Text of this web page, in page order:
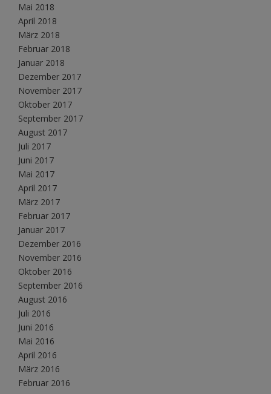
Mai 2018
April 2018
März 2018
Februar 2018
Januar 2018
Dezember 2017
November 2017
Oktober 2017
September 2017
August 2017
Juli 2017
Juni 2017
Mai 2017
April 2017
März 2017
Februar 2017
Januar 2017
Dezember 2016
November 2016
Oktober 2016
September 2016
August 2016
Juli 2016
Juni 2016
Mai 2016
April 2016
März 2016
Februar 2016